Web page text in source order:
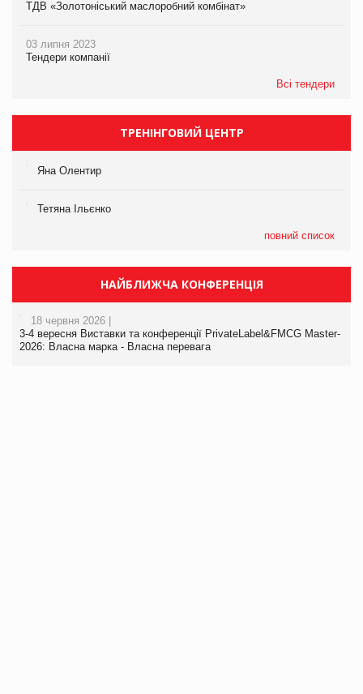
ТДВ «Золотоніський маслоробний комбінат»
03 липня 2023
Тендери компанії
Всі тендери
ТРЕНІНГОВИЙ ЦЕНТР
Яна Олентир
Тетяна Ільєнко
повний список
НАЙБЛИЖЧА КОНФЕРЕНЦІЯ
18 червня 2026 |
3-4 вересня Виставки та конференції PrivateLabel&FMCG Master-
2026: Власна марка - Власна перевага